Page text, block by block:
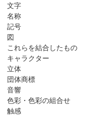
文字
名称
記号
図
これらを結合したもの
キャラクター
立体
団体商標
音響
色彩・色彩の組合せ
触感